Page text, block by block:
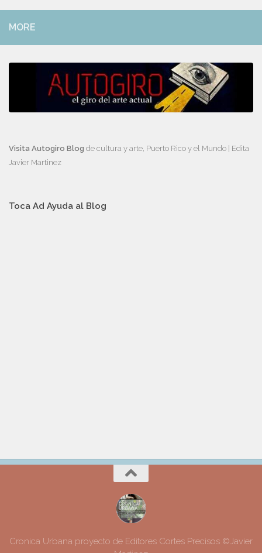
MORE
Visita Autogiro Blog de cultura y arte, Puerto Rico y el Mundo | Edita
Javier Martinez
Toca Ad Ayuda al Blog
Cronica Urbana proyecto de Editores Cortes Precisos ©Javier